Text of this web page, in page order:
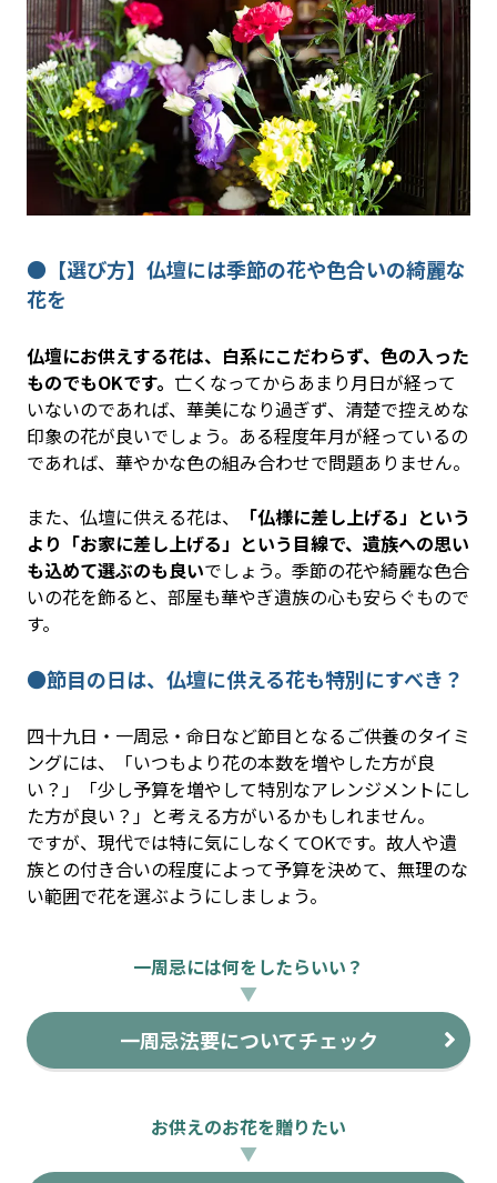
●【選び方】仏壇には季節の花や色合いの綺麗な
花を
仏壇にお供えする花は、白系にこだわらず、色の入った
ものでもOKです。 亡くなってからあまり月日が経って
いないのであれば、華美になり過ぎず、清楚で控えめな
印象の花が良いでしょう。ある程度年月が経っているの
であれば、華やかな色の組み合わせで問題ありません。
また、仏壇に供える花は、
「仏様に差し上げる」という
より「お家に差し上げる」という目線で、遺族への思い
も込めて選ぶのも良いでしょう。季節の花や綺麗な色合
いの花を飾ると、部屋も華やぎ遺族の心も安らぐもので
す。
●節目の日は、仏壇に供える花も特別にすべき？
四十九日・一周忌・命日など節目となるご供養のタイミ
ングには、「いつもより花の本数を増やした方が良
い？」「少し予算を増やして特別なアレンジメントにし
た方が良い？」と考える方がいるかもしれません。
ですが、現代では特に気にしなくてOKです。故人や遺
族との付き合いの程度によって予算を決めて、無理のな
い範囲で花を選ぶようにしましょう。
一周忌には何をしたらいい？
▼
一周忌法要についてチェック
お供えのお花を贈りたい
▼